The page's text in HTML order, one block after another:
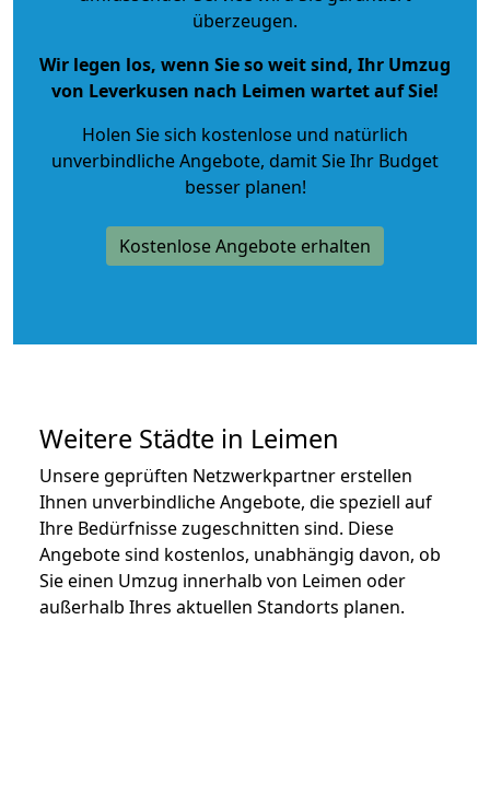
überzeugen.
Wir legen los, wenn Sie so weit sind, Ihr Umzug
von Leverkusen nach Leimen wartet auf Sie!
Holen Sie sich kostenlose und natürlich
unverbindliche Angebote, damit Sie Ihr Budget
besser planen!
Kostenlose Angebote erhalten
Weitere Städte in Leimen
Unsere geprüften Netzwerkpartner erstellen
Ihnen unverbindliche Angebote, die speziell auf
Ihre Bedürfnisse zugeschnitten sind. Diese
Angebote sind kostenlos, unabhängig davon, ob
Sie einen Umzug innerhalb von Leimen oder
außerhalb Ihres aktuellen Standorts planen.